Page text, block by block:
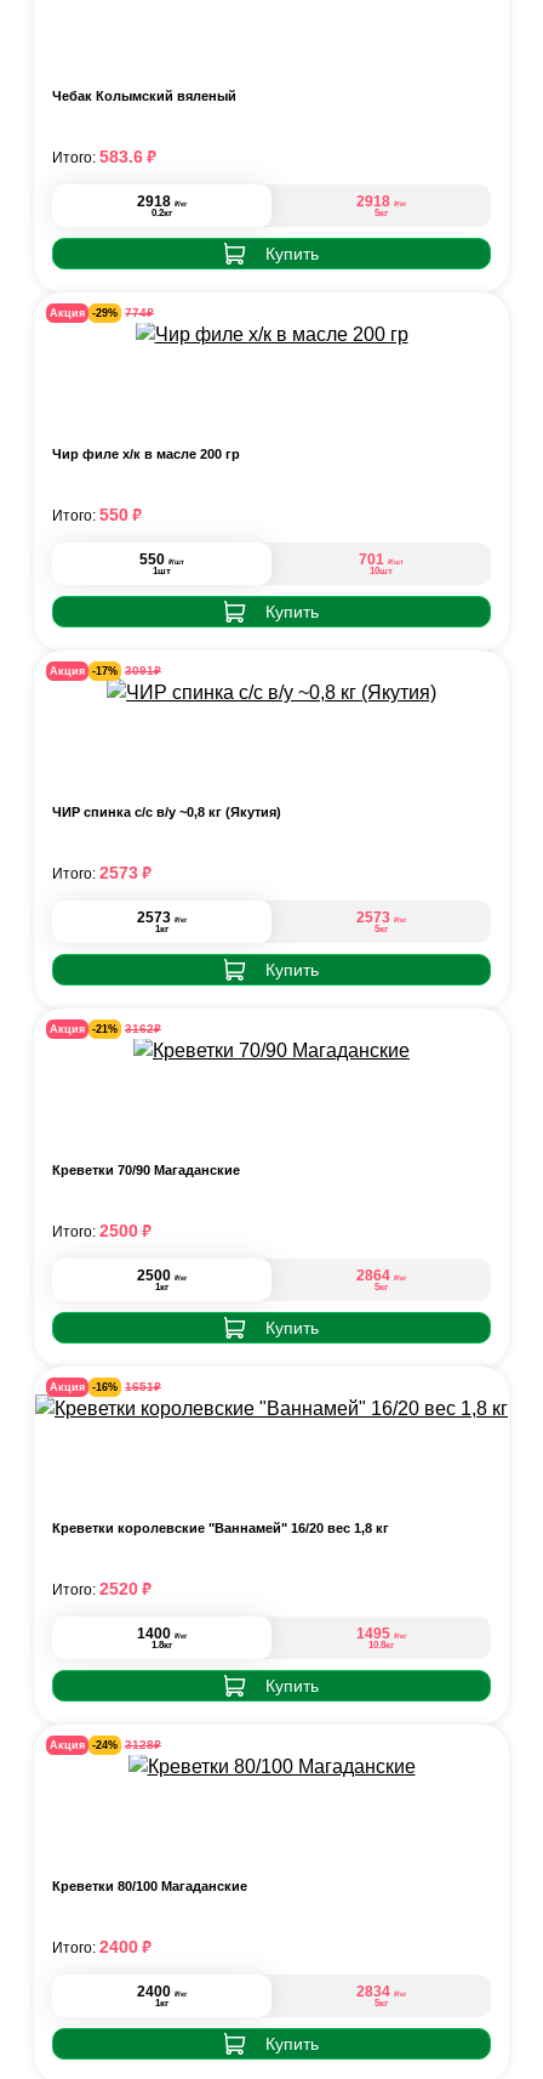
Чебак Колымский вяленый
2918 ₽/кг
0.2кг
2918 ₽/кг
5кг
Купить
Итого: 583.6₽
Акция -29% 774₽
Чир филе х/к в масле 200 гр
550 ₽/шт
1шт
701 ₽/шт
10шт
Купить
Итого: 550₽
Акция -17% 3091₽
ЧИР спинка с/с в/у ~0,8 кг (Якутия)
2573 ₽/кг
1кг
2573 ₽/кг
5кг
Купить
Итого: 2573₽
Акция -21% 3162₽
Креветки 70/90 Магаданские
2500 ₽/кг
1кг
2864 ₽/кг
5кг
Купить
Итого: 2500₽
Акция -16% 1651₽
Креветки королевские "Ваннамей" 16/20 вес 1,8 кг
1400 ₽/кг
1.8кг
1495 ₽/кг
10.8кг
Купить
Итого: 2520₽
Акция -24% 3128₽
Креветки 80/100 Магаданские
2400 ₽/кг
1кг
2834 ₽/кг
5кг
Купить
Итого: 2400₽